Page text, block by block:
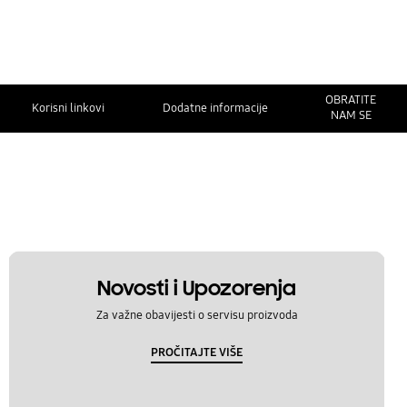
Korisni linkovi Dodatne informacije
OBRATITE
NAM SE
Novosti i Upozorenja
Za važne obavijesti o servisu proizvoda
PROČITAJTE VIŠE